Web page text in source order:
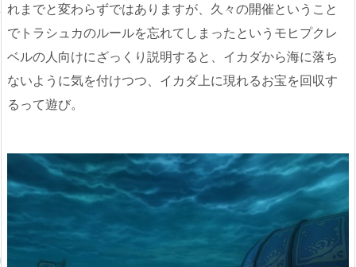
れまでと変わらずではありますが、久々の開催ということ
でトラシュカのルールを忘れてしまったというモヒプクレ
ベルの人向けにざっくり説明すると、イカダから海に落ち
ないように気を付けつつ、イカダ上に現れるお宝を回収す
るって遊び。